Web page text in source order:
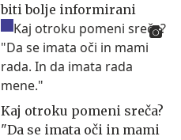
biti bolje informirani
Kaj otroku pomeni sreča?
"Da se imata oči in mami